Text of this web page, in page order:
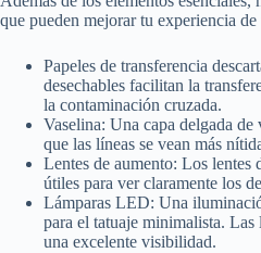
que pueden mejorar tu experiencia
Papeles de transferencia
desechables facilitan la
la contaminación cruzada.
Vaselina: Una capa delgada de
que las líneas se vean más
Lentes de aumento: Los lentes
útiles para ver claramente los
Lámparas LED: Una
para el tatuaje minimalista.
una excelente visibilidad.